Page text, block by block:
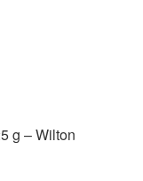
g – Wilton